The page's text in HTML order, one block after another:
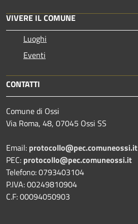
VIVERE IL COMUNE
Luoghi
Eventi
CONTATTI
Comune di Ossi
Via Roma, 48, 07045 Ossi SS
Email: protocollo@pec.comuneossi.it
PEC: protocollo@pec.comuneossi.it
Telefono: 0793403104
P.IVA: 00249810904
C.F: 00094050903